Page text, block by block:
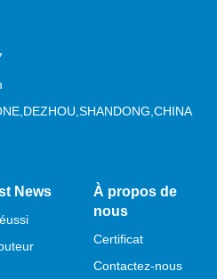
News
À propos de
nous
Certificat
Contactez-nous